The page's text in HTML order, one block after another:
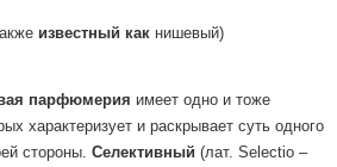
известный как нишевый)
парфюмерия имеет одно и тоже
характеризует и раскрывает суть одного
стороны. Селективный (лат. Selectio –